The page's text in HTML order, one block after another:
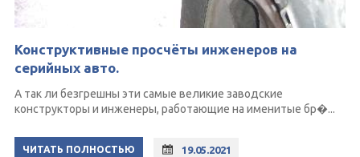
Конструктивные просчёты инженеров на
серийных авто.
А так ли безгрешны эти самые великие заводские
конструкторы и инженеры, работающие на именитые бр�...
ЧИТАТЬ ПОЛНОСТЬЮ 19.05.2021